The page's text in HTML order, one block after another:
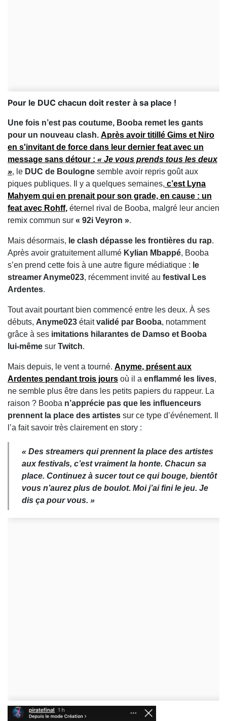
Pour le DUC chacun doit rester à sa place !
Une fois n’est pas coutume, Booba remet les gants
pour un nouveau clash. Après avoir titillé Gims et Niro
en s'invitant de force dans leur dernier feat avec un
message sans détour : « Je vous prends tous les deux
», le DUC de Boulogne semble avoir repris goût aux
piques publiques. Il y a quelques semaines, c’est Lyna
Mahyem qui en prenait pour son grade, en cause : un
feat avec Rohff, éternel rival de Booba, malgré leur ancien
remix commun sur « 92i Veyron ».
Mais désormais, le clash dépasse les frontières du rap.
Après avoir gratuitement allumé Kylian Mbappé, Booba
s’en prend cette fois à une autre figure médiatique : le
streamer Anyme023, récemment invité au festival Les
Ardentes.
Tout avait pourtant bien commencé entre les deux. À ses
débuts, Anyme023 étaitvalidé par Booba, notamment
grâce à ses imitations hilarantes de Damso et Booba
lui-même sur Twitch.
Mais depuis, le vent a tourné. Anyme, présent aux
Ardentes pendant trois jours où il a enflammé les lives,
ne semble plus être dans les petits papiers du rappeur. La
raison ? Booba n’apprécie pas que les influenceurs
prennent la place des artistes sur ce type d’événement. Il
l’a fait savoir très clairement en story :
« Des streamers qui prennent la place des artistes
aux festivals, c’est vraiment la honte. Chacun sa
place. Continuez à sucer tout ce qui bouge, bientôt
vous n’aurez plus de boulot. Moi j’ai fini le jeu. Je
dis ça pour vous. »